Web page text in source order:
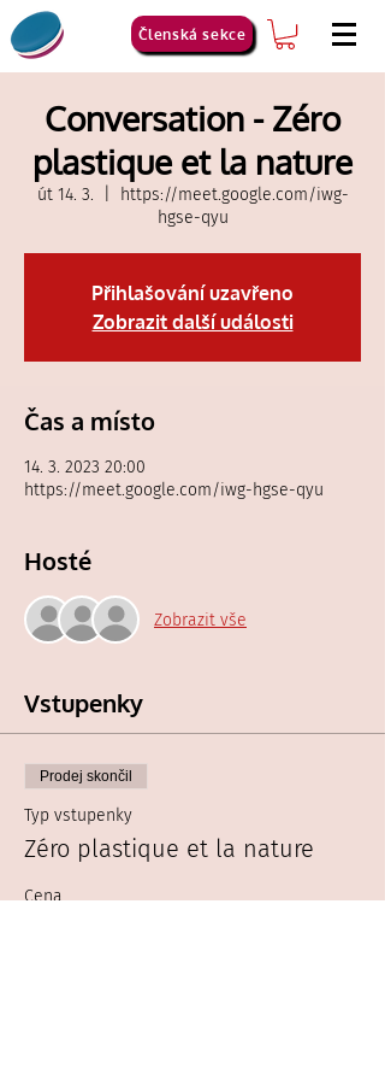
Členská sekce
Conversation - Zéro
plastique et la nature
út 14. 3.
https://meet.google.com/iwg-
hgse-qyu
Přihlašování uzavřeno
Zobrazit další události
Čas a místo
14. 3. 2023 20:00
https://meet.google.com/iwg-hgse-qyu
Hosté
Zobrazit vše
Vstupenky
Prodej skončil
Typ vstupenky
Zéro plastique et la nature
Cena